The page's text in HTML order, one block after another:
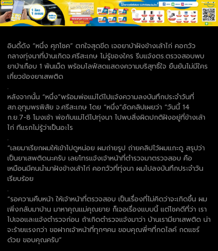
อินดี้ดัง “หนึ่ง ศุภโชค” ตกใจสุดขีด เจอยาบ้าฝังข้างเล้าไก่ คอกวัว
กลางทุ่งนาที่บ้านเกิดจ.ศรีสะเกษ ไม่รู้ของใคร รีบแจ้งตร.ตรวจสอบพบ
ยาบ้าเกือบ 1 พันเม็ด พร้อมไลฟ์สดแสดงความบริสุทธิ์ใจ ยืนยันไม่มีใคร
เกี่ยวข้องยาเสพติด
.
หลังจากนั้น “หนึ่ง”พร้อมพ่อแม่ได้ไปแจ้งความลงบันทึกประจำวันที่
สภ.อุทุมพรพิสัย จ.ศรีสะเกษ โดย “หนึ่ง”อัดคลิปเผยว่า “วันนี้ 14
ก.ย.7-8 โมงเช้า พ่อกับแม่ได้ไปทุ่งนา ไปพบสิ่งผิดปกติฝังอยู่ที่ข้างเล้า
ไก่ ทีแรกไม่รู้ว่าเป็นอะไร
.
“เลยมาเรียกผมให้เข้าไปดูหน่อย ผมถ่ายรูป ถ่ายคลิปไว้ผมแกะดู สรุปว่า
เป็นยาเสพติดนะครับ เลยโทรแจ้งเจ้าหน้าที่ตำรวจมาตรวจสอบ คือ
เหมือนมีคนนำมาฝังข้างเล้าไก่ คอกวัวที่ทุ่งนา ผมไปลงบันทึกประจำวัน
เรียบร้อย
.
“รอความคืบหน้า ให้เจ้าหน้าที่ตรวจสอบ เป็นเรื่องที่ไม่คิดว่าจะเกิดขึ้น ผม
เพิ่งกลับมาบ้าน มาหาคุณแม่คุณยาย ก็เจอเรื่องแบบนี้ แต่โชคดีที่ว่า เรา
ไปเจอและแจ้งตำรวจก่อน ถ้าเกิดตำรวจแจ้งมาว่า บ้านเรามียาเสพติด น่า
จะร้ายแรงกว่า ขอฝากเจ้าหน้าที่ทุกๆคน ขอบคุณพี่ๆที่กดไลค์ กดแชร์
ด้วย ขอบคุณครับ”